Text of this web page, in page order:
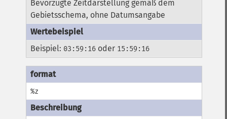
Bevorzugte Zeitdarstellung gemäß dem
Gebietsschema, ohne Datumsangabe
Beispiel: 03:59:16 oder 15:59:16
%z